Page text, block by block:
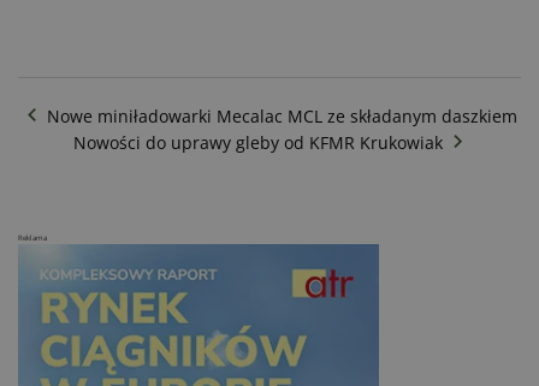
Nowe miniładowarki Mecalac MCL ze składanym daszkiem
Nowości do uprawy gleby od KFMR Krukowiak
Reklama